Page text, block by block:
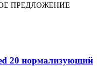
ПРЕДЛОЖЕНИЕ
20 нормализующий